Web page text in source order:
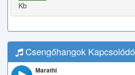
Kb
Csengőhangok Kapcsolódó
Marathi